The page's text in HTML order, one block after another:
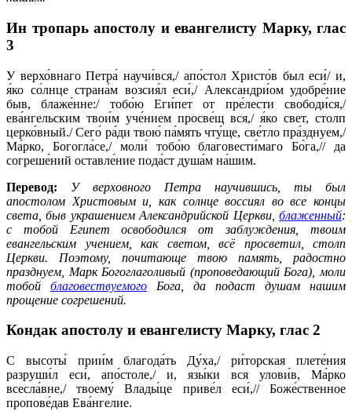
Ин тропарь апостолу и евангелисту Марку, глас
3
У верхо́внаго Петра́ научи́вся,/ апо́стол Христо́в был еси́/ и,
я́ко со́лнце страна́м возсия́л еси́,/ Александри́ом удобре́ние
быв, блаже́нне:/ тобо́ю Еги́пет от пре́лести свободи́ся,/
ева́нгельским твои́м уче́нием просве́щ вся,/ я́ко свет, столп
церко́вный./ Сего́ ра́ди твою́ па́мять чту́ще, све́тло пра́зднуем,/
Ма́рко, Богогла́се,/ моли́ тобо́ю благовести́маго Бо́га,// да
согреше́ний оставле́ние пода́ст душа́м на́шим.
Перевод:
У верховного Петра научившись, ты был
апостолом Христовым и, как солнце воссиял во все концы
света, быв украшением Александрийской Церкви, блаженный:
с тобой Египет освободился от заблуждения, твоим
евангельским учением, как светом, всё просветил, столп
Церкви. Поэтому, почитающе твою память, радостно
празднуем, Марк Богоглаголивый (проповедающий Бога), моли
тобой
благовествуемого
Бога, да подаст душам нашим
прощение согрешений.
Кондак апостолу и евангелисту Марку, глас 2
С высоты́ прии́м благода́ть Ду́ха,/ ри́торская плете́ния
разруши́л еси́, апо́столе,/ и, язы́ки вся улови́в, Ма́рко
всесла́вне,/ твоему́ Влады́це приве́л еси́,// Боже́ственное
пропове́дав Ева́нгелие.